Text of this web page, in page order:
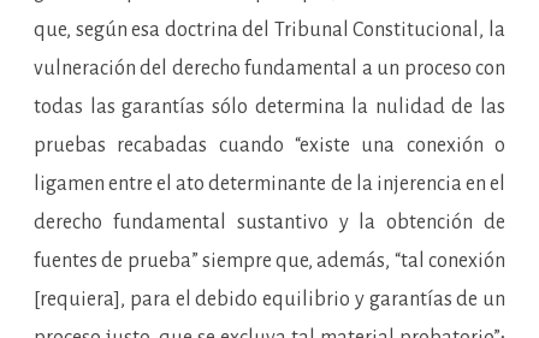
que, según esa doctrina del Tribunal Constitucional, la
vulneración del derecho fundamental a un proceso con
todas las garantías sólo determina la nulidad de las
pruebas recabadas cuando “existe una conexión o
ligamen entre el ato determinante de la injerencia en el
derecho fundamental sustantivo y la obtención de
fuentes de prueba” siempre que, además, “tal conexión
[requiera], para el debido equilibrio y garantías de un